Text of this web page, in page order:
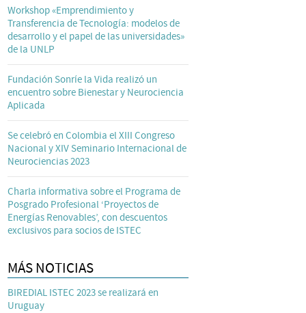
Workshop «Emprendimiento y
Transferencia de Tecnología: modelos de
desarrollo y el papel de las universidades»
de la UNLP
Fundación Sonríe la Vida realizó un
encuentro sobre Bienestar y Neurociencia
Aplicada
Se celebró en Colombia el XIII Congreso
Nacional y XIV Seminario Internacional de
Neurociencias 2023
Charla informativa sobre el Programa de
Posgrado Profesional ‘Proyectos de
Energías Renovables’, con descuentos
exclusivos para socios de ISTEC
MÁS NOTICIAS
BIREDIAL ISTEC 2023 se realizará en
Uruguay